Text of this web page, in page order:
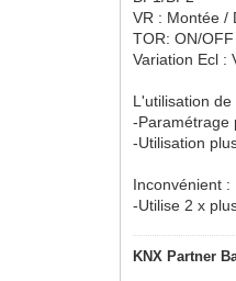
VR : Montée /
TOR: ON/OFF
Variation Ecl :
L'utilisation
-Paramétrage
-Utilisation
Inconvénient :
-Utilise 2 x
KNX Partner